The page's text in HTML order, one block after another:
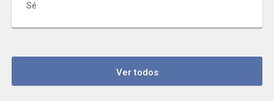
Sé
Ver todos